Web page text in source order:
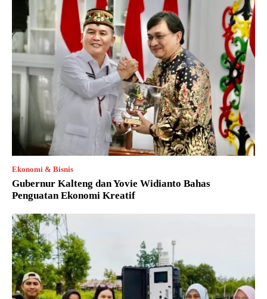
Ekonomi & Bisnis
Gubernur Kalteng dan Yovie Widianto Bahas
Penguatan Ekonomi Kreatif